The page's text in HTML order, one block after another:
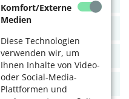
Komfort/Externe
Medien
Diese Technologien
verwenden wir, um
Ihnen Inhalte von Video-
oder Social-Media-
Plattformen und